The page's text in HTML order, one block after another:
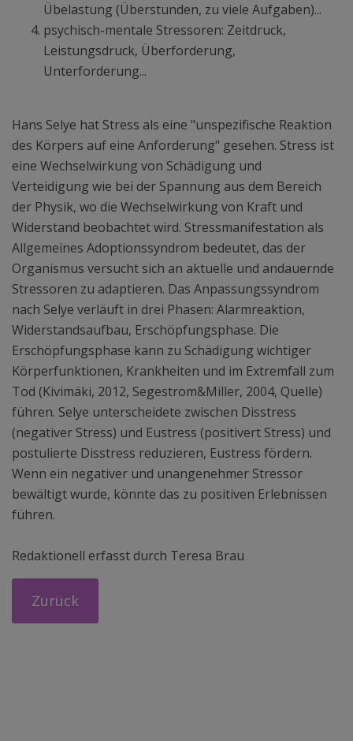
Zurück
Übelastung (Überstunden, zu viele Aufgaben)...
psychisch-mentale Stressoren: Zeitdruck,
Leistungsdruck, Überforderung,
Unterforderung...
Hans Selye hat Stress als eine "unspezifische Reaktion
des Körpers auf eine Anforderung" gesehen. Stress ist
eine Wechselwirkung von Schädigung und
Verteidigung wie bei der Spannung aus dem Bereich
der Physik, wo die Wechselwirkung von Kraft und
Widerstand beobachtet wird. Stressmanifestation als
Allgemeines Adoptionssyndrom bedeutet, das der
Organismus versucht sich an aktuelle und andauernde
Stressoren zu adaptieren. Das Anpassungssyndrom
nach Selye verläuft in drei Phasen: Alarmreaktion,
Widerstandsaufbau, Erschöpfungsphase. Die
Erschöpfungsphase kann zu Schädigung wichtiger
Körperfunktionen, Krankheiten und im Extremfall zum
Tod (Kivimäki, 2012, Segestrom&Miller, 2004, Quelle)
führen. Selye unterscheidete zwischen Disstress
(negativer Stress) und Eustress (positivert Stress) und
postulierte Disstress reduzieren, Eustress fördern.
Wenn ein negativer und unangenehmer Stressor
bewältigt wurde, könnte das zu positiven Erlebnissen
führen.
Redaktionell erfasst durch Teresa Brau